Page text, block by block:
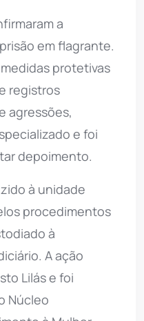
a
em flagrante.
protetivas
registros
agressões,
e foi
depoimento.
à unidade
procedimentos
à
A ação
Lilás e foi
Núcleo